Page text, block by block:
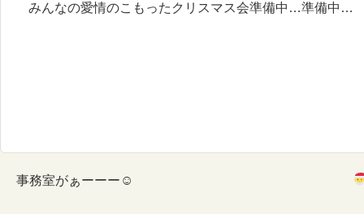
みんなの愛情のこもったクリスマス会準備中…準備中…
事務室がぁーーー☺